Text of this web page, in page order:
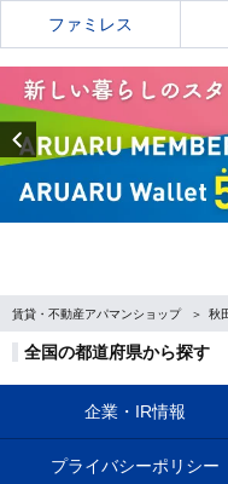
ファミレス
Previous
賃貸・不動産アパマンショップ 秋
全国の都道府県から探す
企業・IR情報
プライバシーポリシー